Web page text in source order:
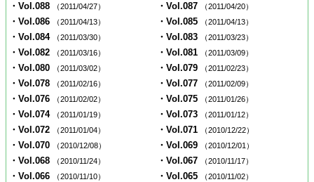
・Vol.088 （2011/04/27） ・Vol.087 （2011/04/20）
・Vol.086 （2011/04/13） ・Vol.085 （2011/04/13）
・Vol.084 （2011/03/30） ・Vol.083 （2011/03/23）
・Vol.082 （2011/03/16） ・Vol.081 （2011/03/09）
・Vol.080 （2011/03/02） ・Vol.079 （2011/02/23）
・Vol.078 （2011/02/16） ・Vol.077 （2011/02/09）
・Vol.076 （2011/02/02） ・Vol.075 （2011/01/26）
・Vol.074 （2011/01/19） ・Vol.073 （2011/01/12）
・Vol.072 （2011/01/04） ・Vol.071 （2010/12/22）
・Vol.070 （2010/12/08） ・Vol.069 （2010/12/01）
・Vol.068 （2010/11/24） ・Vol.067 （2010/11/17）
・Vol.066 （2010/11/10） ・Vol.065 （2010/11/02）